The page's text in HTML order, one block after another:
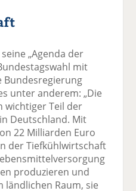
„Agenda der
mit
Bundesregierung
unter anderem: „Die
wichtiger Teil der
Deutschland. Mit
22 Milliarden Euro
der Tiefkühlwirtschaft
produzieren und
ländlichen Raum, sie